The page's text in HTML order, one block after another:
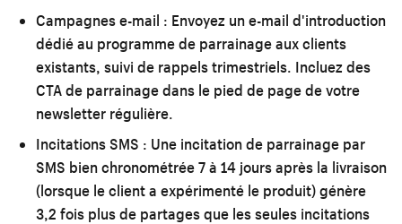
Campagnes e-mail : Envoyez un e-mail d'introduction
dédié au programme de parrainage aux clients
existants, suivi de rappels trimestriels. Incluez des
CTA de parrainage dans le pied de page de votre
newsletter régulière.
Incitations SMS : Une incitation de parrainage par
SMS bien chronométrée 7 à 14 jours après la livraison
(lorsque le client a expérimenté le produit) génère
3,2 fois plus de partages que les seules incitations